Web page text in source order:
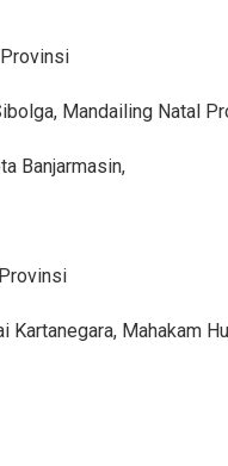
Mandailing Natal
Banjarmasin,
Kartanegara, Mahakam